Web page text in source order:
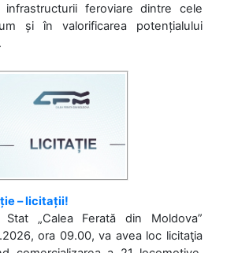
feroviare dintre cele
și în valorificarea potențialului
– licitații!
„Calea Ferată din Moldova”
ora 09.00, va avea loc licitaţia